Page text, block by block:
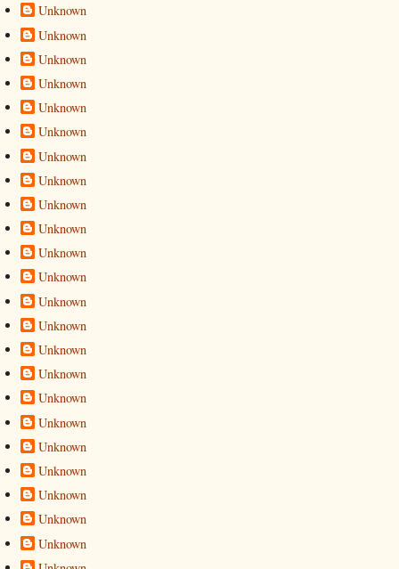
Unknown
Unknown
Unknown
Unknown
Unknown
Unknown
Unknown
Unknown
Unknown
Unknown
Unknown
Unknown
Unknown
Unknown
Unknown
Unknown
Unknown
Unknown
Unknown
Unknown
Unknown
Unknown
Unknown